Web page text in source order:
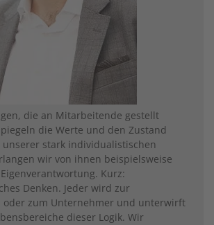
die an Mitarbeitende gestellt
die Werte und den Zustand
unserer stark individualistischen
wir von ihnen beispielsweise
Kurz:
Denken. Jeder wird zur
oder zum Unternehmer und unterwirft
dieser Logik. Wir